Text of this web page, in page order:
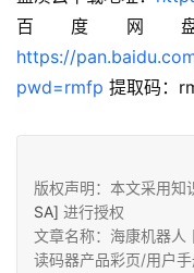
百度网
https://
pwd=rmfp 提取码：
版权声明：本文采用知
SA] 进行授权
文章名称：海康机器
读码器产品彩页/用户